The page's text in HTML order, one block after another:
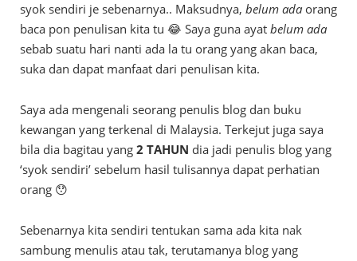
syok sendiri je sebenarnya.. Maksudnya, belum ada orang
baca pon penulisan kita tu 😂 Saya guna ayat belum ada
sebab suatu hari nanti ada la tu orang yang akan baca,
suka dan dapat manfaat dari penulisan kita.
Saya ada mengenali seorang penulis blog dan buku
kewangan yang terkenal di Malaysia. Terkejut juga saya
bila dia bagitau yang 2 TAHUN dia jadi penulis blog yang
‘syok sendiri’ sebelum hasil tulisannya dapat perhatian
orang 😯
Sebenarnya kita sendiri tentukan sama ada kita nak
sambung menulis atau tak, terutamanya blog yang